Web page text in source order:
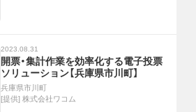
2023.08.31
開票・集計作業を効率化する電子投票
ソリューション【兵庫県市川町】
兵庫県市川町
[提供] 株式会社ワコム